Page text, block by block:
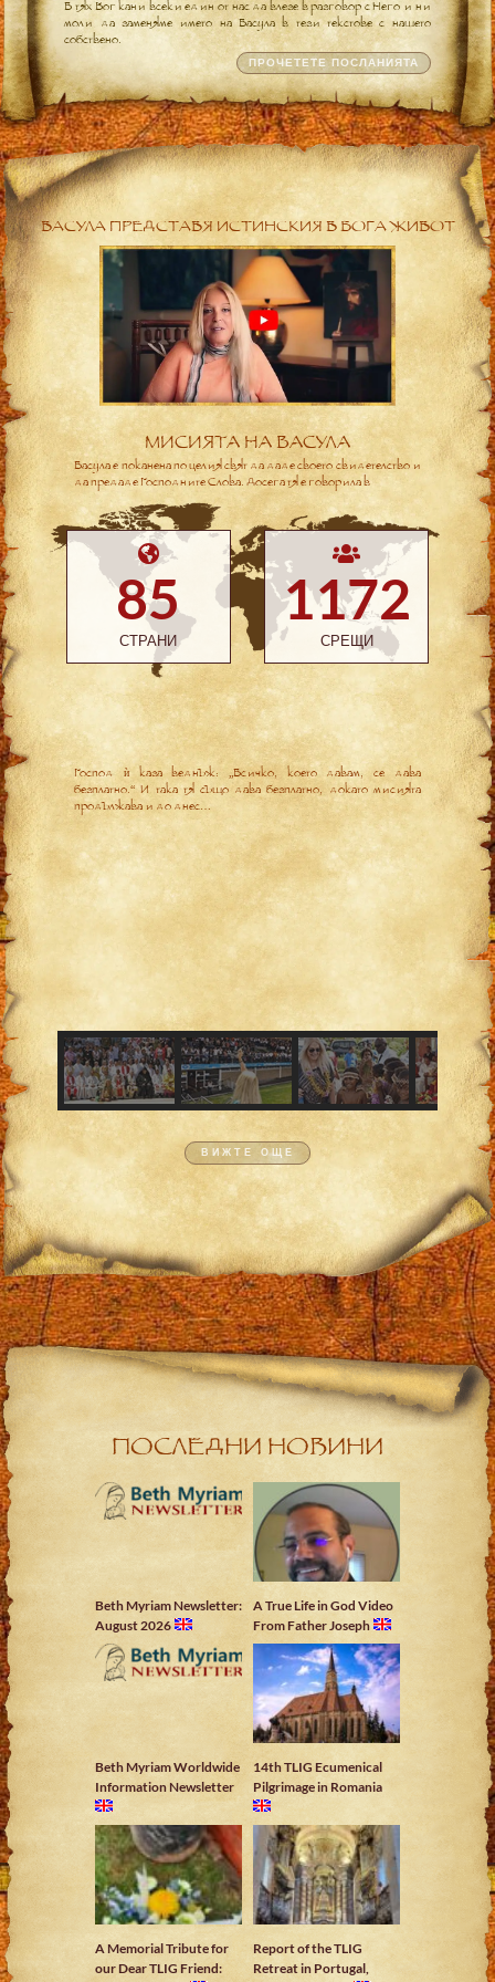
В тях Бог кани всеки един от нас да влезе в разговор с Него и ни
моли да заменяме името на Васула в тези текстове с нашето
собствено.
ПРОЧЕТЕТЕ ПОСЛАНИЯТА
ВАСУЛА ПРЕДСТАВЯ ИСТИНСКИЯ В БОГА ЖИВОТ
МИСИЯТА НА ВАСУЛА
Васула е поканена по целия свят да даде своето свидетелство и
да предаде Господните Слова. Досега тя е говорила в
85
СТРАНИ
1172
СРЕЩИ
Господ ѝ каза веднъж: „Всичко, което давам, се дава
безплатно.“ И така тя също дава безплатно, докато мисията
продължава и до днес…
ВИЖТЕ ОЩЕ
ПОСЛЕДНИ НОВИНИ
Beth Myriam Newsletter:
August 2026
A True Life in God Video
From Father Joseph
Beth Myriam Worldwide
Information Newsletter
14th TLIG Ecumenical
Pilgrimage in Romania
A Memorial Tribute for
our Dear TLIG Friend:
Report of the TLIG
Retreat in Portugal,